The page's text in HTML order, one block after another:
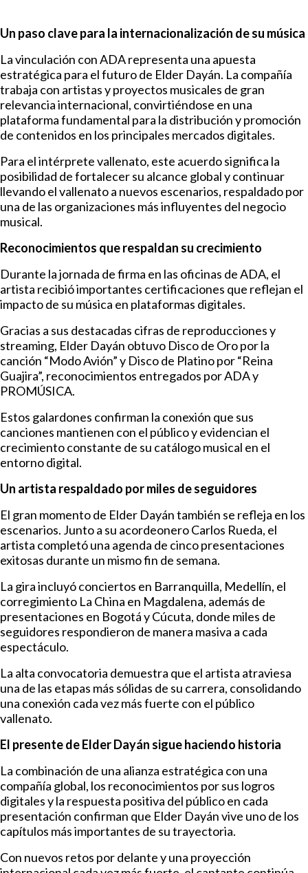
Un paso clave para la internacionalización de su música
La vinculación con ADA representa una apuesta
estratégica para el futuro de Elder Dayán. La compañía
trabaja con artistas y proyectos musicales de gran
relevancia internacional, convirtiéndose en una
plataforma fundamental para la distribución y promoción
de contenidos en los principales mercados digitales.
Para el intérprete vallenato, este acuerdo significa la
posibilidad de fortalecer su alcance global y continuar
llevando el vallenato a nuevos escenarios, respaldado por
una de las organizaciones más influyentes del negocio
musical.
Reconocimientos que respaldan su crecimiento
Durante la jornada de firma en las oficinas de ADA, el
artista recibió importantes certificaciones que reflejan el
impacto de su música en plataformas digitales.
Gracias a sus destacadas cifras de reproducciones y
streaming, Elder Dayán obtuvo Disco de Oro por la
canción “Modo Avión” y Disco de Platino por “Reina
Guajira”, reconocimientos entregados por ADA y
PROMÚSICA.
Estos galardones confirman la conexión que sus
canciones mantienen con el público y evidencian el
crecimiento constante de su catálogo musical en el
entorno digital.
Un artista respaldado por miles de seguidores
El gran momento de Elder Dayán también se refleja en los
escenarios. Junto a su acordeonero Carlos Rueda, el
artista completó una agenda de cinco presentaciones
exitosas durante un mismo fin de semana.
La gira incluyó conciertos en Barranquilla, Medellín, el
corregimiento La China en Magdalena, además de
presentaciones en Bogotá y Cúcuta, donde miles de
seguidores respondieron de manera masiva a cada
espectáculo.
La alta convocatoria demuestra que el artista atraviesa
una de las etapas más sólidas de su carrera, consolidando
una conexión cada vez más fuerte con el público
vallenato.
El presente de Elder Dayán sigue haciendo historia
La combinación de una alianza estratégica con una
compañía global, los reconocimientos por sus logros
digitales y la respuesta positiva del público en cada
presentación confirman que Elder Dayán vive uno de los
capítulos más importantes de su trayectoria.
Con nuevos retos por delante y una proyección